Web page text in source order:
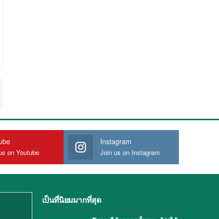
on Youtube
Instagram
Join us on Instagram
เป็นที่นิยมมากที่สุด